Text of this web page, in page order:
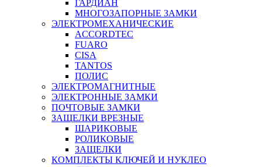
ГАРДИАН
МНОГОЗАПОРНЫЕ ЗАМКИ
ЭЛЕКТРОМЕХАНИЧЕСКИЕ
ACCORDTEC
FUARO
CISA
TANTOS
ПОЛИС
ЭЛЕКТРОМАГНИТНЫЕ
ЭЛЕКТРОННЫЕ ЗАМКИ
ПОЧТОВЫЕ ЗАМКИ
ЗАЩЕЛКИ ВРЕЗНЫЕ
ШАРИКОВЫЕ
РОЛИКОВЫЕ
ЗАЩЕЛКИ
КОМПЛЕКТЫ КЛЮЧЕЙ И НУКЛЕО